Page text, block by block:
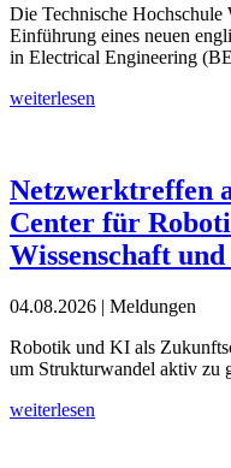
Die Technische
Einführung eines neuen
in Electrical Engineering
weiterlesen
Netzwerktreffen
Center für
Wissenschaft
04.08.2026 | Meldungen
Robotik und KI als
um Strukturwandel aktiv zu
weiterlesen